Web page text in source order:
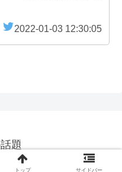
2022-01-03 12:30:05
題
話題.
トップ サイドバー